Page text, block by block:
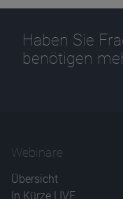
Haben Sie
benötigen
Webinare
Übersicht
In Kürze LIVE